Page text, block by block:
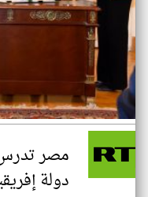
مصر
دولة